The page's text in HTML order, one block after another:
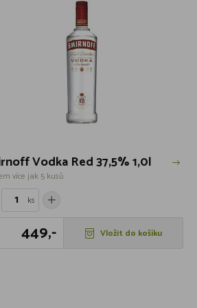
Vodka Red 37,5% 1,0l
více jak 5 kusů
ks
449,- Vložit do košíku